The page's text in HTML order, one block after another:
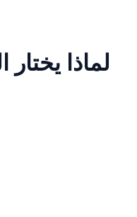
لماذا